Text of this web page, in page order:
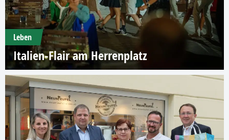
Leben
Italien-Flair am Herrenplatz